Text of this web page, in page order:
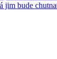
jim bude